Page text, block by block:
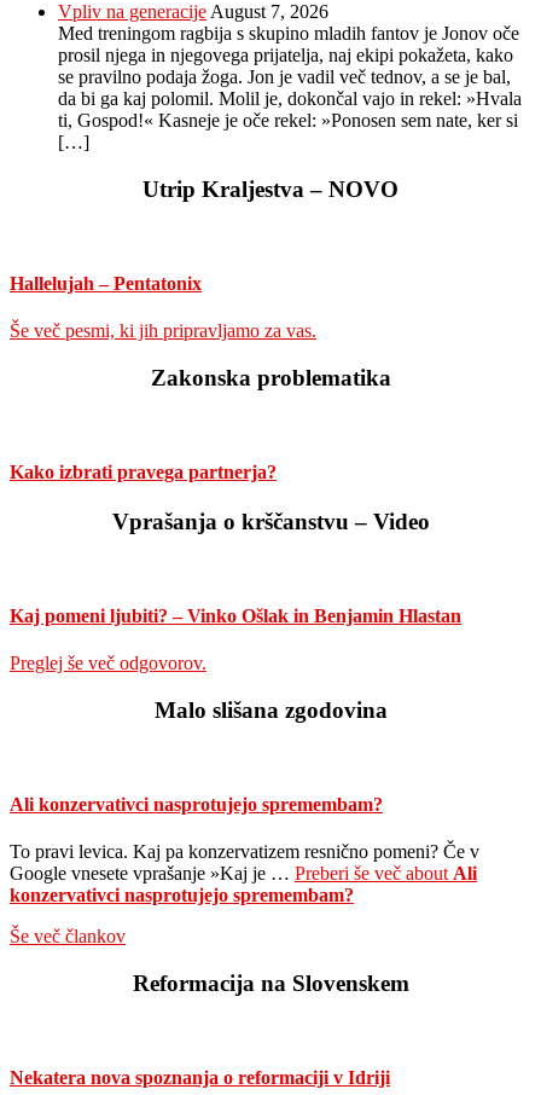
Vpliv na generacije August 7, 2026
Med treningom ragbija s skupino mladih fantov je Jonov oče
prosil njega in njegovega prijatelja, naj ekipi pokažeta, kako
se pravilno podaja žoga. Jon je vadil več tednov, a se je bal,
da bi ga kaj polomil. Molil je, dokončal vajo in rekel: »Hvala
ti, Gospod!« Kasneje je oče rekel: »Ponosen sem nate, ker si
[…]
Utrip Kraljestva – NOVO
Hallelujah – Pentatonix
Še več pesmi, ki jih pripravljamo za vas.
Zakonska problematika
Kako izbrati pravega partnerja?
Vprašanja o krščanstvu – Video
Kaj pomeni ljubiti? – Vinko Ošlak in Benjamin Hlastan
Preglej še več odgovorov.
Malo slišana zgodovina
Ali konzervativci nasprotujejo spremembam?
To pravi levica. Kaj pa konzervatizem resnično pomeni? Če v
Google vnesete vprašanje »Kaj je … Preberi še več about Ali
konzervativci nasprotujejo spremembam?
Še več člankov
Reformacija na Slovenskem
Nekatera nova spoznanja o reformaciji v Idriji